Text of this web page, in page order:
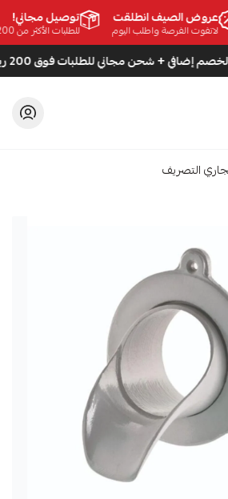
عروض الصيف انطلقت
لاتفوت الفرصة واطلب اليوم
توصيل مجاني!
للطلبات الأكثر من 200 ريال!
التصريف